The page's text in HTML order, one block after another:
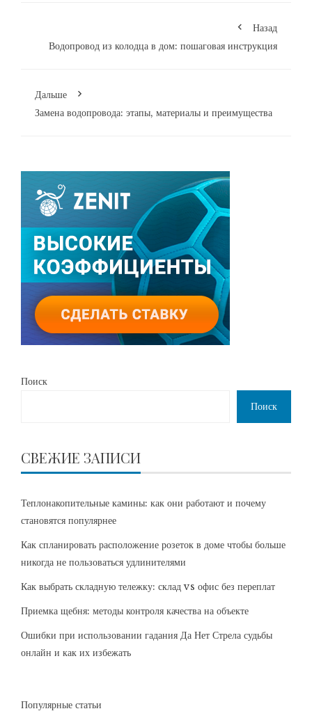
Назад
Водопровод из колодца в дом: пошаговая инструкция
Дальше
Замена водопровода: этапы, материалы и преимущества
Поиск
Поиск
СВЕЖИЕ ЗАПИСИ
Теплонакопительные камины: как они работают и почему
становятся популярнее
Как спланировать расположение розеток в доме чтобы больше
никогда не пользоваться удлинителями
Как выбрать складную тележку: склад vs офис без переплат
Приемка щебня: методы контроля качества на объекте
Ошибки при использовании гадания Да Нет Стрела судьбы
онлайн и как их избежать
Популярные статьи